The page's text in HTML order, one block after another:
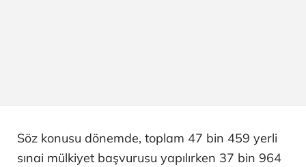
Söz konusu dönemde, toplam 47 bin 459 yerli
sınai mülkiyet başvurusu yapılırken 37 bin 964